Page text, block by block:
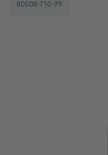
80508-710-99